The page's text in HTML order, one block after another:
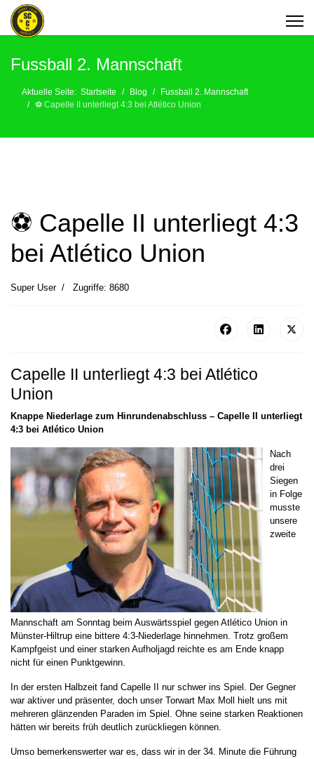
Fussball 2. Mannschaft
Aktuelle Seite: Startseite Blog
Fussball 2. Mannschaft
⚽️ Capelle II unterliegt 4:3 bei Atlético Union
⚽️ Capelle II unterliegt 4:3
bei Atlético Union
Super User Zugriffe: 8680
Capelle II unterliegt 4:3 bei Atlético
Union
Knappe Niederlage zum Hinrundenabschluss – Capelle II unterliegt
4:3 bei Atlético Union
Nach
drei
Siegen
in Folge
musste
unsere
zweite
Mannschaft am Sonntag beim Auswärtsspiel gegen Atlético Union in
Münster-Hiltrup eine bittere 4:3-Niederlage hinnehmen. Trotz großem
Kampfgeist und einer starken Aufholjagd reichte es am Ende knapp
nicht für einen Punktgewinn.
In der ersten Halbzeit fand Capelle II nur schwer ins Spiel. Der Gegner
war aktiver und präsenter, doch unser Torwart Max Moll hielt uns mit
mehreren glänzenden Paraden im Spiel. Ohne seine starken Reaktionen
hätten wir bereits früh deutlich zurückliegen können.
Umso bemerkenswerter war es, dass wir in der 34. Minute die Führung